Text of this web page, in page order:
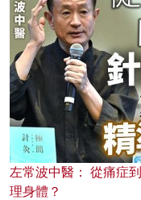
左常波中醫： 從痛症
理身體？